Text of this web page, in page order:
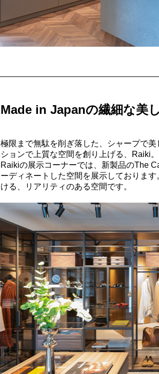
Made in Japanの繊細な美
極限まで無駄を削ぎ落した、シャープで
ションで上質な空間を創り上げる、Raiki。
Raikiの展示コーナーでは、新製品のThe
ーディネートした空間を展示しておりま
ける、リアリティのある空間です。